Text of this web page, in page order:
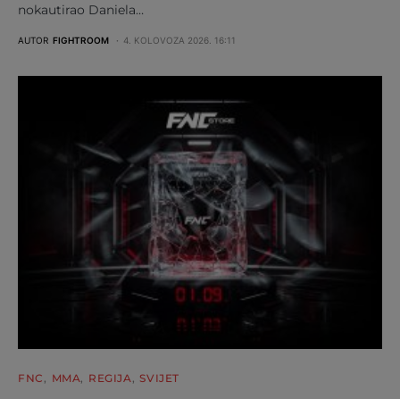
nokautirao Daniela…
AUTOR FIGHTROOM 4. KOLOVOZA 2026. 16:11
FNC MMA REGIJA SVIJET